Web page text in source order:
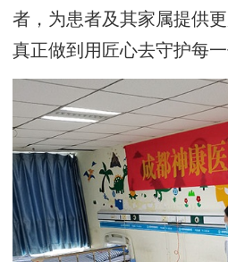
者，为患者及其家属提供
真正做到用匠心去守护每一